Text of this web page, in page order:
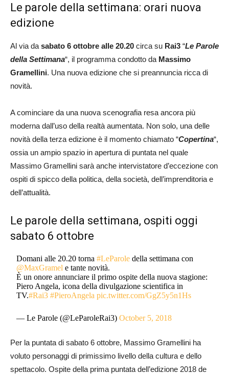
Le parole della settimana: orari nuova
edizione
Al via da sabato 6 ottobre alle 20.20 circa su Rai3 “Le Parole
della Settimana“, il programma condotto da Massimo
Gramellini. Una nuova edizione che si preannuncia ricca di
novità.
A cominciare da una nuova scenografia resa ancora più
moderna dall’uso della realtà aumentata. Non solo, una delle
novità della terza edizione è il momento chiamato “Copertina“,
ossia un ampio spazio in apertura di puntata nel quale
Massimo Gramellini sarà anche intervistatore d’eccezione con
ospiti di spicco della politica, della società, dell’imprenditoria e
dell’attualità.
Le parole della settimana, ospiti oggi
sabato 6 ottobre
Domani alle 20.20 torna#LeParole della settimana con
@MaxGramel e tante novità.
È un onore annunciare il primo ospite della nuova stagione:
Piero Angela, icona della divulgazione scientifica in
TV.#Rai3 #PieroAngela pic.twitter.com/GgZ5y5n1Hs
— Le Parole (@LeParoleRai3)October 5, 2018
Per la puntata di sabato 6 ottobre, Massimo Gramellini ha
voluto personaggi di primissimo livello della cultura e dello
spettacolo. Ospite della prima puntata dell’edizione 2018 de